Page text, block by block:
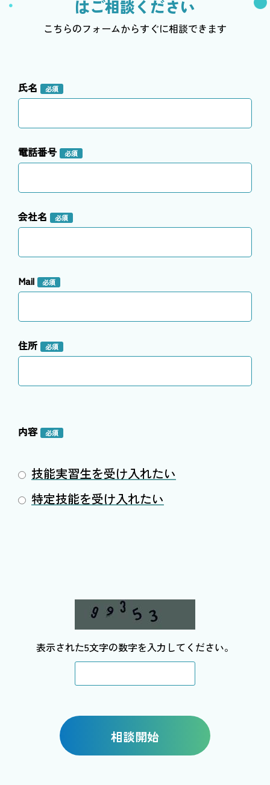
はご相談ください
こちらのフォームからすぐに相談できます
氏名 必須
電話番号 必須
会社名 必須
Mail 必須
住所 必須
内容 必須
技能実習生を受け入れたい
特定技能を受け入れたい
表示された5文字の数字を入力してください。